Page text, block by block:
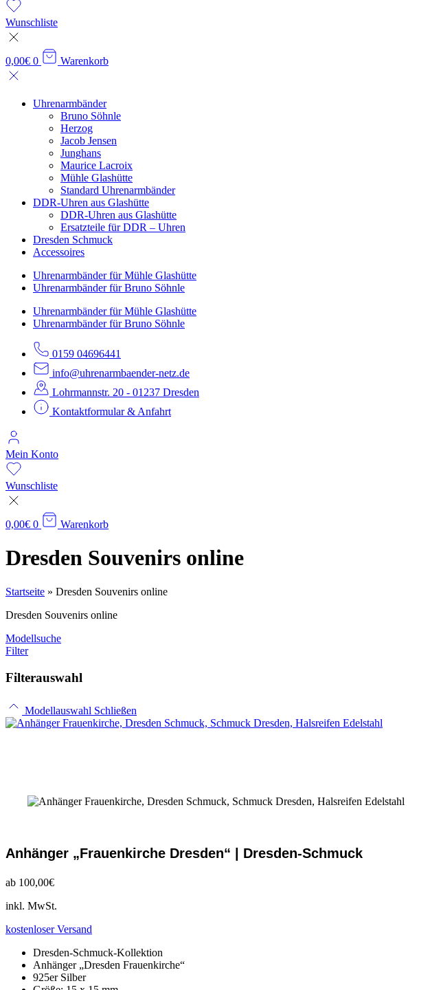
Wunschliste
0,00€ 0 Warenkorb
Uhrenarm­bänder
Bruno Söhnle
Herzog
Jacob Jensen
Junghans
Maurice Lacroix
Mühle Glashütte
Standard Uhrenarmbänder
DDR-Uhren aus Glashütte
DDR-Uhren aus Glashütte
Ersatzteile für DDR – Uhren
Dresden Schmuck
Accessoires
Uhrenarmbänder für Mühle Glashütte
Uhrenarmbänder für Bruno Söhnle
Uhrenarmbänder für Mühle Glashütte
Uhrenarmbänder für Bruno Söhnle
0159 04696441
info@uhrenarmbaender-netz.de
Lohrmannstr. 20 - 01237 Dresden
Kontaktformular & Anfahrt
Mein Konto
Wunschliste
0,00€ 0 Warenkorb
Dresden Souvenirs online
Startseite » Dresden Souvenirs online
Dresden Souvenirs online
Modellsuche
Filter
Filterauswahl
Modellauswahl Schließen
Anhänger „Frauenkirche Dresden“ | Dresden-Schmuck
ab 100,00€
inkl. MwSt.
kostenloser Versand
Dresden-Schmuck-Kollektion
Anhänger „Dresden Frauenkirche“
925er Silber